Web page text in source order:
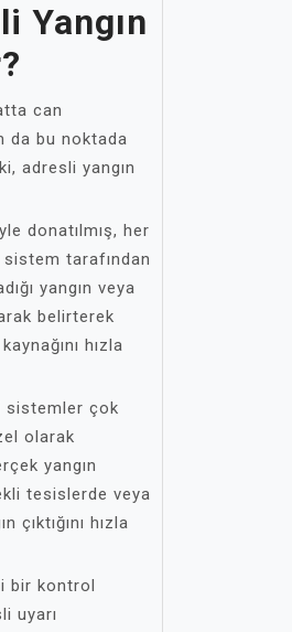
Yangın
can
da bu noktada
adresli yangın
donatılmış, her
sistem tarafından
yangın veya
belirterek
hızla
sistemler çok
olarak
yangın
tesislerde veya
hızla
bir kontrol
uyarı